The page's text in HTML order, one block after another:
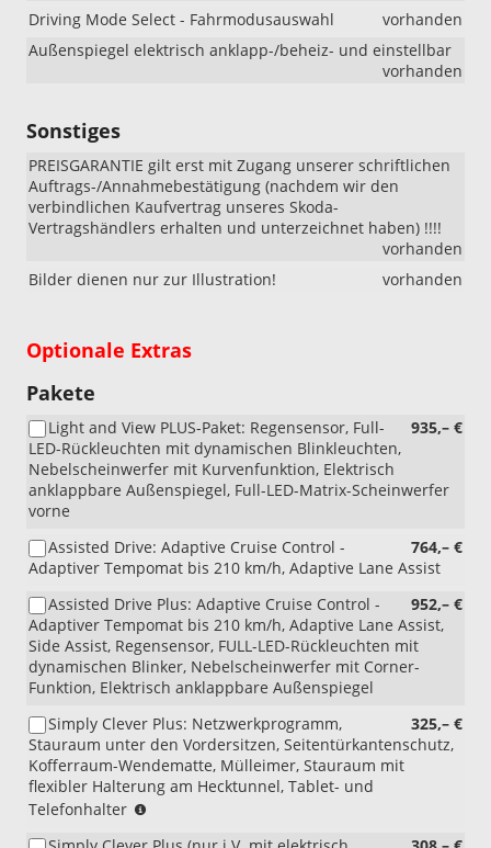
Driving Mode Select - Fahrmodusauswahl
vorhanden
Außenspiegel elektrisch anklapp-/beheiz- und einstellbar
vorhanden
Sonstiges
PREISGARANTIE gilt erst mit Zugang unserer schriftlichen
Auftrags-/Annahmebestätigung (nachdem wir den
verbindlichen Kaufvertrag unseres Skoda-
Vertragshändlers erhalten und unterzeichnet haben) !!!!
vorhanden
Bilder dienen nur zur Illustration!
vorhanden
Optionale Extras
Pakete
935,– €
Light and View PLUS-Paket: Regensensor, Full-
LED-Rückleuchten mit dynamischen Blinkleuchten,
Nebelscheinwerfer mit Kurvenfunktion, Elektrisch
anklappbare Außenspiegel, Full-LED-Matrix-Scheinwerfer
vorne
764,– €
Assisted Drive: Adaptive Cruise Control -
Adaptiver Tempomat bis 210 km/h, Adaptive Lane Assist
952,– €
Assisted Drive Plus: Adaptive Cruise Control -
Adaptiver Tempomat bis 210 km/h, Adaptive Lane Assist,
Side Assist, Regensensor, FULL-LED-Rückleuchten mit
dynamischen Blinker, Nebelscheinwerfer mit Corner-
Funktion, Elektrisch anklappbare Außenspiegel
325,– €
Simply Clever Plus: Netzwerkprogramm,
Stauraum unter den Vordersitzen, Seitentürkantenschutz,
Kofferraum-Wendematte, Mülleimer, Stauraum mit
flexibler Halterung am Hecktunnel, Tablet- und
Telefonhalter